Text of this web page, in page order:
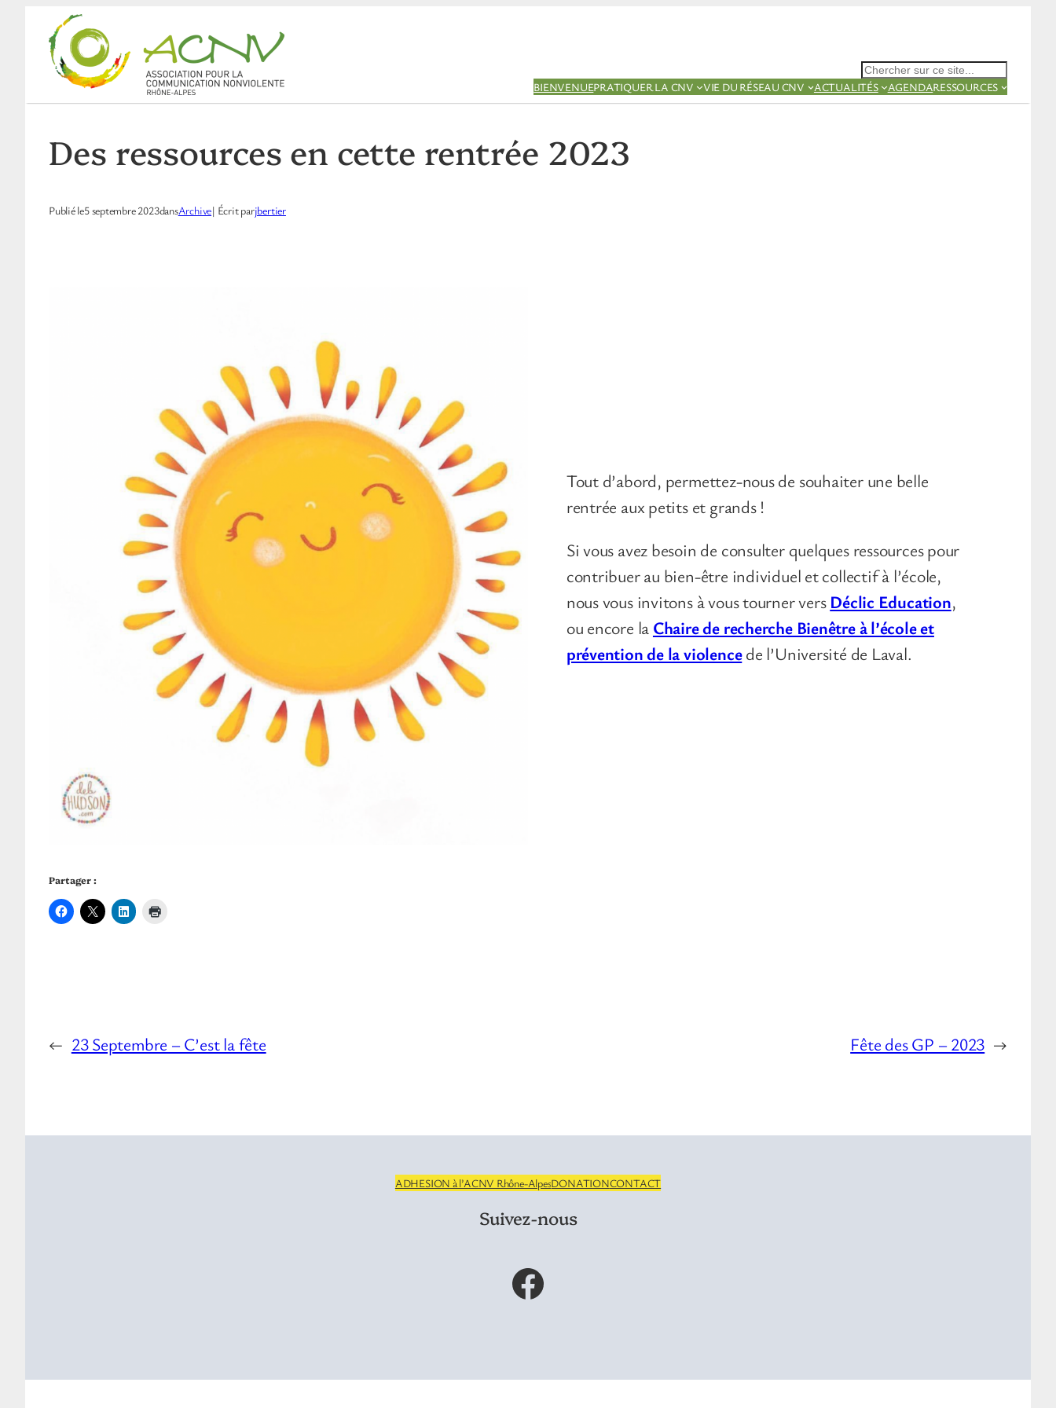
contenu
Rechercher
BIENVENUEPRATIQUER LA CNV VIE DU RÉSEAU CNV ACTUALITÉS AGENDARESSOURCES
Des ressources en cette rentrée 2023
Publié le5 septembre 2023dansArchive| Écrit parjbertier
Tout d’abord, permettez-nous de souhaiter une belle
rentrée aux petits et grands !
Si vous avez besoin de consulter quelques ressources pour
contribuer au bien-être individuel et collectif à l’école,
nous vous invitons à vous tourner vers Déclic Education,
ou encore la Chaire de recherche Bienêtre à l’école et
prévention de la violencede l’Université de Laval.
Partager :
← 23 Septembre – C’est la fête Fête des GP – 2023 →
ADHESION à l’ACNV Rhône-AlpesDONATIONCONTACT
Suivez-nous
Facebook